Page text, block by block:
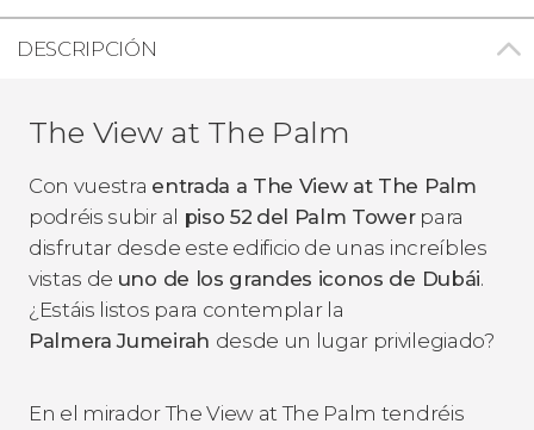
DESCRIPCIÓN
The View at The Palm
Con vuestra entrada a The View at The Palm
podréis subir al piso 52 del Palm Towerpara
disfrutar desde este edificio de unas increíbles
vistas de uno de los grandes iconos de Dubái.
¿Estáis listos para contemplar la
Palmera Jumeirah desde un lugar privilegiado?
En el mirador The View at The Palm tendréis